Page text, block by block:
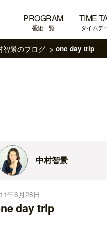
PROGRAM
番組一覧
TIME
タイムテ
智景のブログ one day trip
中村智景
年6月28日
day trip